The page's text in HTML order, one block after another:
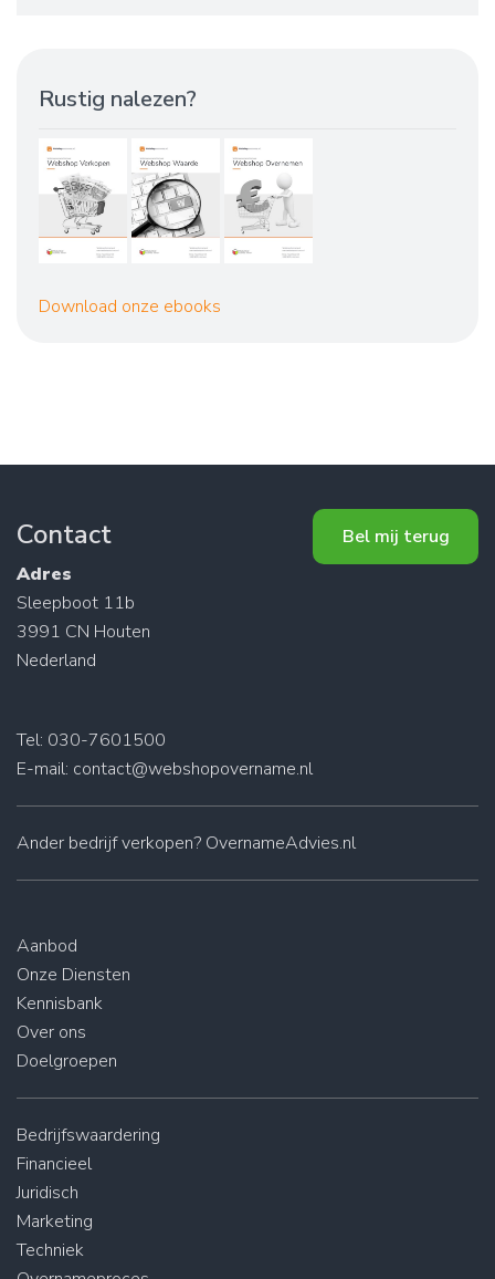
Rustig nalezen?
Download onze ebooks
Contact
Adres
Sleepboot 11b
3991 CN Houten
Nederland
Bel mij terug
Tel: 030-7601500
E-mail: contact@webshopovername.nl
Ander bedrijf verkopen? OvernameAdvies.nl
Aanbod
Onze Diensten
Kennisbank
Over ons
Doelgroepen
Bedrijfswaardering
Financieel
Juridisch
Marketing
Techniek